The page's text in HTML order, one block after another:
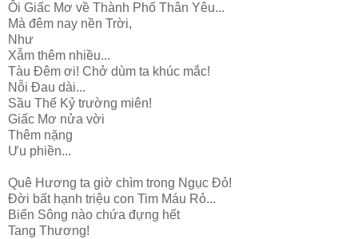
Ôi Giấc Mơ về Thành Phố Thân Yêu...
Mà đêm nay nền Trời,
Như
Xẫm thêm nhiều...
Tàu Đêm ơi! Chở dùm ta khúc mắc!
Nỗi Đau dài...
Sầu Thế Kỷ trường miên!
Giấc Mơ nửa vời
Thêm nặng
Ưu phiền...
Quê Hương ta giờ chìm trong Ngục Đỏ!
Đời bất hạnh triệu con Tim Máu Rỏ...
Biển Sông nào chứa đựng hết
Tang Thương!